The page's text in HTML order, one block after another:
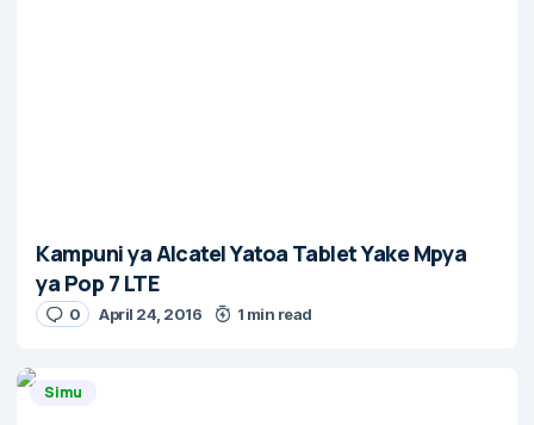
Kampuni ya Alcatel Yatoa Tablet Yake Mpya
ya Pop 7 LTE
0 April 24, 2016 1 min read
Simu